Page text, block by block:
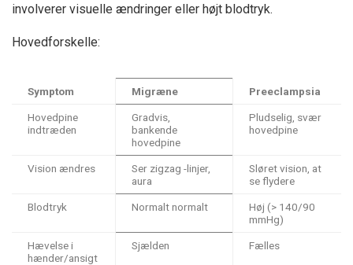
involverer visuelle ændringer eller højt blodtryk.
Hovedforskelle:
Symptom Migræne Preeclampsia
Hovedpine
indtræden
Gradvis,
bankende
hovedpine
Pludselig, svær
hovedpine
Vision ændres
Ser zigzag -linjer,
aura
Sløret vision, at
se flydere
Blodtryk Normalt normalt
Høj (> 140/90
mmHg)
Hævelse i
hænder/ansigt
Sjælden Fælles